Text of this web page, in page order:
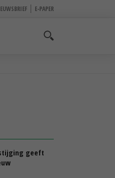
E-PAPER
geeft